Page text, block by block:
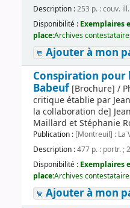
Description :253 p. : couv.
Disponibilité : Exemplaires
place:Archives
Ajouter à mon
Conspiration pour
Babeuf[Brochure] /
critique établie par
la collaboration de]
Maillard et Stéphanie
Publication : [Montreuil] : La
Description :477 p. : portr. ;
Disponibilité : Exemplaires
place:Archives
Ajouter à mon